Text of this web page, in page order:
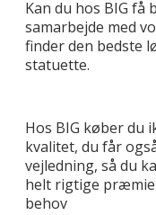
Kan du hos BIG få
samarbejde med
finder den bedste
statuette.
Hos BIG køber du
kvalitet, du får
vejledning, så du
helt rigtige
behov